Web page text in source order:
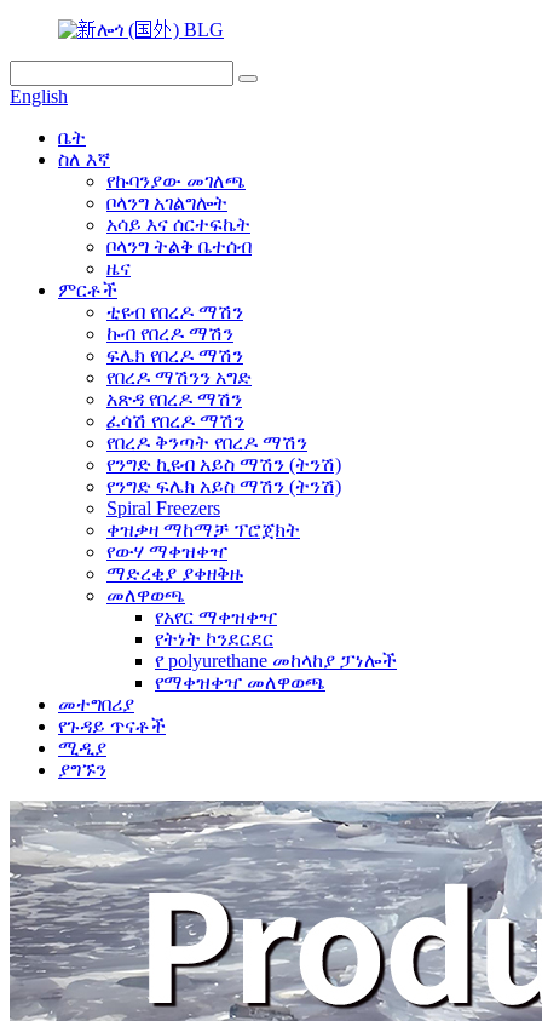
English
ቤት
ስለ እኛ
የኩባንያው መገለጫ
ቦላንግ አገልግሎት
አሳይ እና ሰርተፍኬት
ቦላንግ ትልቅ ቤተሰብ
ዜና
ምርቶች
ቲዩብ የበረዶ ማሽን
ኩብ የበረዶ ማሽን
ፍሌክ የበረዶ ማሽን
የበረዶ ማሽንን አግድ
አጽዳ የበረዶ ማሽን
ፈሳሽ የበረዶ ማሽን
የበረዶ ቅንጣት የበረዶ ማሽን
የንግድ ኪዩብ አይስ ማሽን (ትንሽ)
የንግድ ፍሌክ አይስ ማሽን (ትንሽ)
Spiral Freezers
ቀዝቃዛ ማከማቻ ፕሮጀክት
የውሃ ማቀዝቀዣ
ማድረቂያ ያቀዘቅዙ
መለዋወጫ
የአየር ማቀዝቀዣ
የትነት ኮንደርደር
የ polyurethane መከላከያ ፓነሎች
የማቀዝቀዣ መለዋወጫ
መተግበሪያ
የጉዳይ ጥናቶች
ሚዲያ
ያግኙን